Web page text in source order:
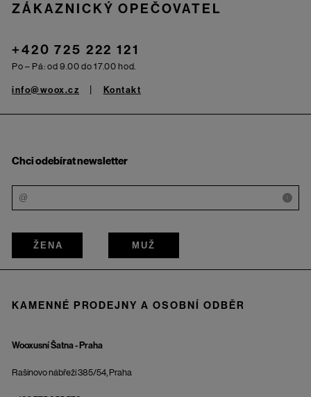
ZÁKAZNICKÝ OPEČOVATEL
+420 725 222 121
Po – Pá: od 9.00 do 17.00 hod.
info@woox.cz Kontakt
Chci odebírat newsletter
i
ŽENA MUŽ
KAMENNÉ PRODEJNY A OSOBNÍ ODBĚR
Wooxusní Šatna - Praha
Rašínovo nábřeží 385/54, Praha